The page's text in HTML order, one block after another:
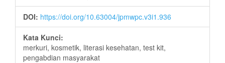
DOI: https://doi.org/10.63004/jpmwpc.v3i1.936
Kata Kunci:
merkuri, kosmetik, literasi kesehatan, test kit,
pengabdian masyarakat